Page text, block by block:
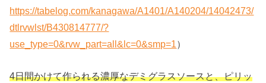
https://tabelog.com/kanagawa/A1401/A140204/14042473/
dtlrvwlst/B430814777/?
use_type=0&rvw_part=all&lc=0&smp=1）
4日間かけて作られる濃厚なデミグラスソースと、ピリッ